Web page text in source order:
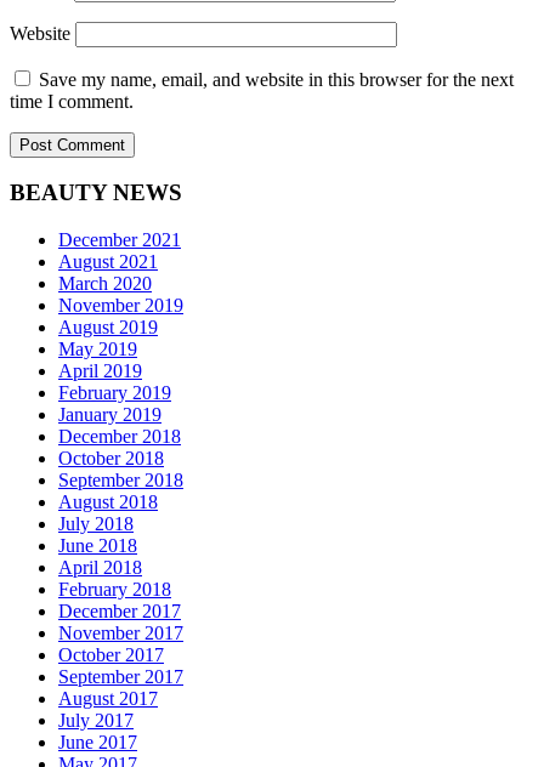
Website
Save my name, email, and website in this browser for the next
time I comment.
BEAUTY NEWS
December 2021
August 2021
March 2020
November 2019
August 2019
May 2019
April 2019
February 2019
January 2019
December 2018
October 2018
September 2018
August 2018
July 2018
June 2018
April 2018
February 2018
December 2017
November 2017
October 2017
September 2017
August 2017
July 2017
June 2017